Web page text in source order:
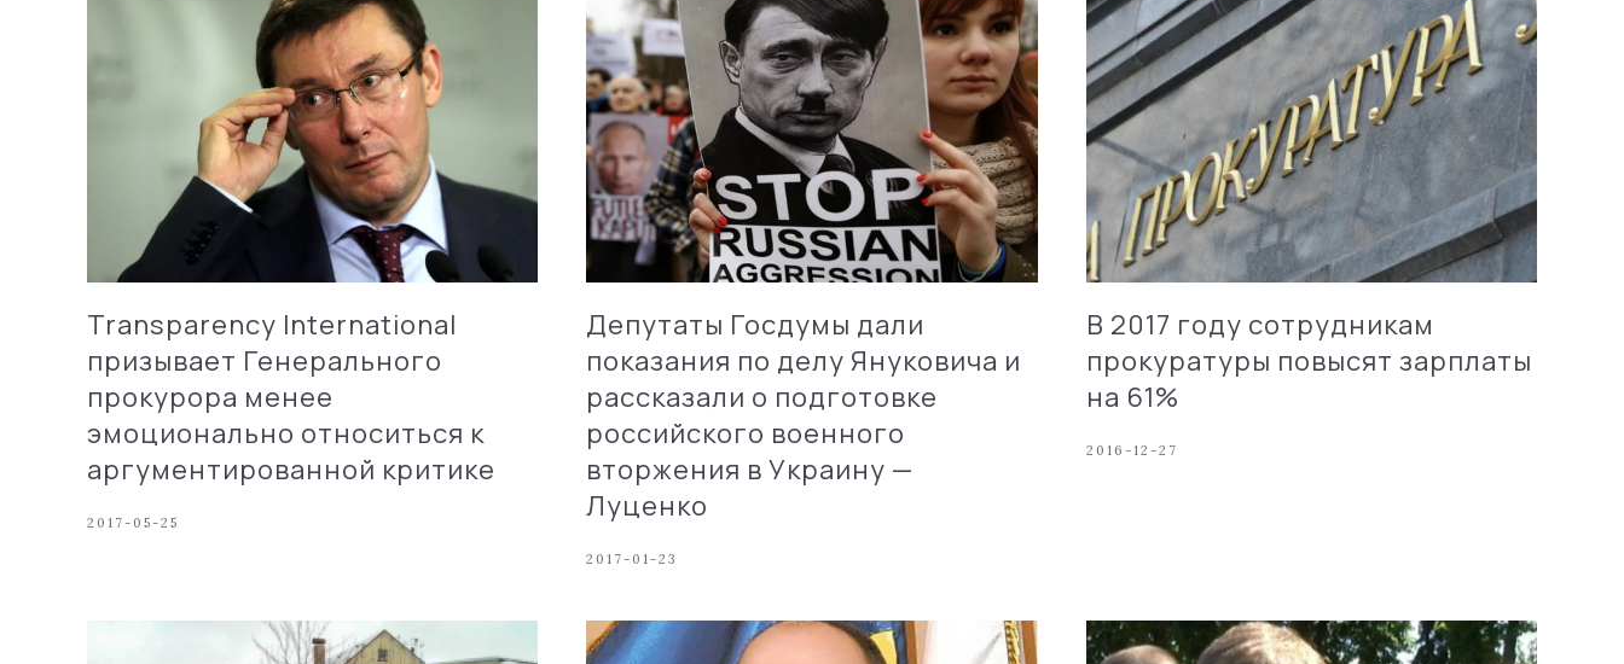
Transparency International
призывает Генерального
прокурора менее
эмоционально относиться к
аргументированной критике
2017-05-25
Депутаты Госдумы дали
показания по делу Януковича и
рассказали о подготовке
российского военного
вторжения в Украину —
Луценко
2017-01-23
В 2017 году сотрудникам
прокуратуры повысят зарплаты
на 61%
2016-12-27